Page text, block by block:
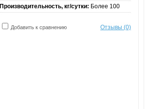
Производительность, кг/сутки: Более 100
Добавить к сравнению Отзывы (0)